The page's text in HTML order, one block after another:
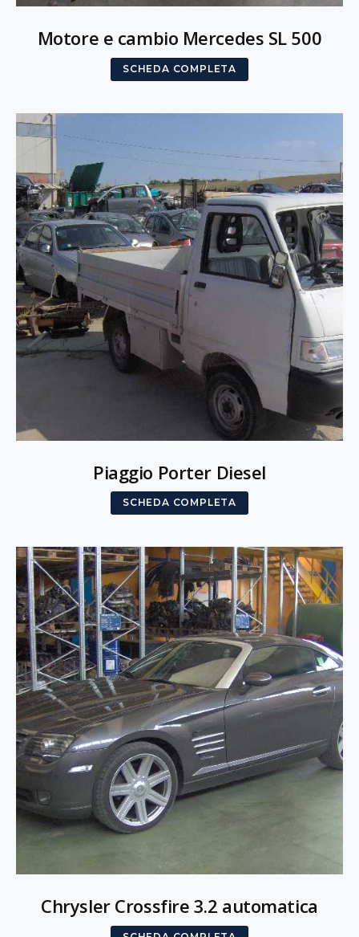
Motore e cambio Mercedes SL 500
SCHEDA COMPLETA
Piaggio Porter Diesel
SCHEDA COMPLETA
Chrysler Crossfire 3.2 automatica